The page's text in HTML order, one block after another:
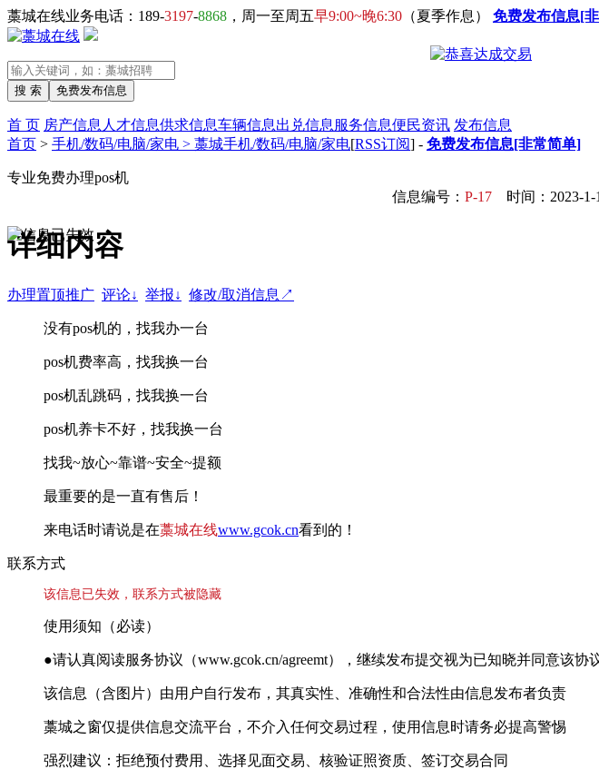
藁城在线业务电话：189-3197-8868 ，周一至周五早9:00~晚6:30 （夏季作息） 免费发布信息[
首 页 房产信息 人才信息供求信息车辆信息出兑信息 服务信息便民资讯 发布信息
首页 > 手机/数码/电脑/家电 > 藁城手机/数码/电脑/家电[RSS订阅] - 免费发布信息[非常简单]
专业免费办理pos机
信息编号： P-17 时间：2023-
详细内容
办理置顶推广 评论↓ 举报↓ 修改/取消信息↗
没有pos机的，找我办一台
pos机费率高，找我换一台
pos机乱跳码，找我换一台
pos机养卡不好，找我换一台
找我~放心~靠谱~安全~提额
最重要的是一直有售后！
来电话时请说是在藁城在线www.gcok.cn看到的！
联系方式
该信息已失效，联系方式被隐藏
使用须知（必读）
●请认真阅读服务协议（www.gcok.cn/agreemt），继续发布提交视为已知晓并同意该协
该信息（含图片）由用户自行发布，其真实性、准确性和合法性由信息发布者负责
藁城之窗仅提供信息交流平台，不介入任何交易过程，使用信息时请务必提高警惕
强烈建议：拒绝预付费用、选择见面交易、核验证照资质、签订交易合同